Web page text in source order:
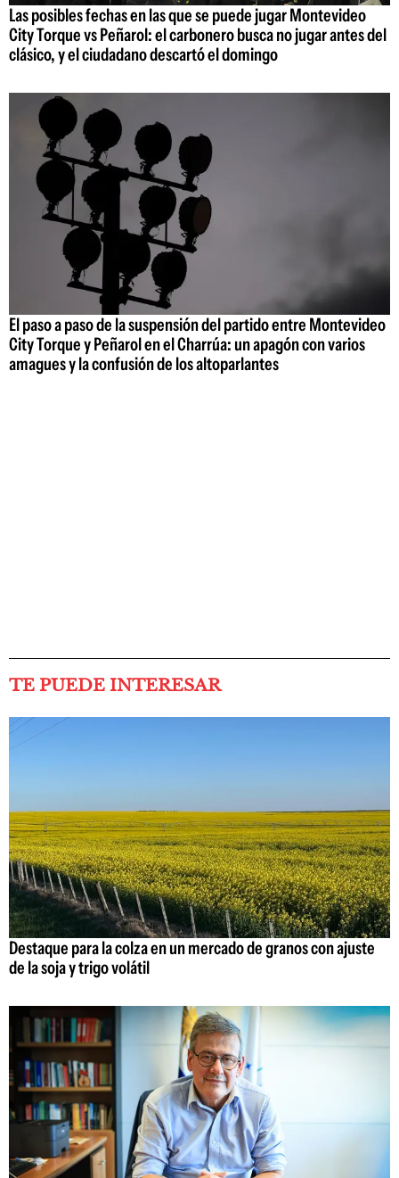
Las posibles fechas en las que se puede jugar Montevideo
City Torque vs Peñarol: el carbonero busca no jugar antes del
clásico, y el ciudadano descartó el domingo
El paso a paso de la suspensión del partido entre Montevideo
City Torque y Peñarol en el Charrúa: un apagón con varios
amagues y la confusión de los altoparlantes
TE PUEDE INTERESAR
Destaque para la colza en un mercado de granos con ajuste
de la soja y trigo volátil